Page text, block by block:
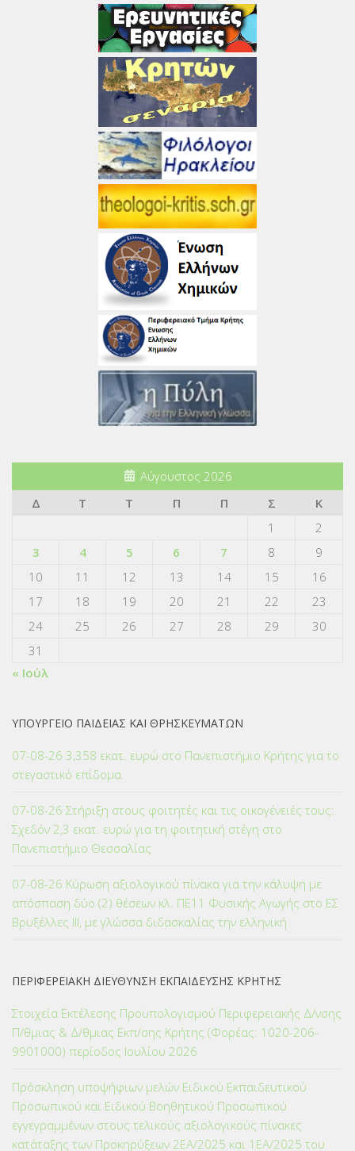
Αύγουστος 2026
Δ
Τ Τ Π Π Σ
Κ
1
2
3
4 5 6 7 8
9
10
11 12 13 14 15
16
17
18 19 20 21 22
23
24
25 26 27 28 29
30
31
« Ιούλ
ΥΠΟΥΡΓΕΙΟ ΠΑΙΔΕΙΑΣ ΚΑΙ ΘΡΗΣΚΕΥΜΑΤΩΝ
07-08-26 3,358 εκατ. ευρώ στο Πανεπιστήμιο Κρήτης για το
στεγαστικό επίδομα
07-08-26 Στήριξη στους φοιτητές και τις οικογένειές τους:
Σχεδόν 2,3 εκατ. ευρώ για τη φοιτητική στέγη στο
Πανεπιστήμιο Θεσσαλίας
07-08-26 Κύρωση αξιολογικού πίνακα για την κάλυψη με
απόσπαση δύο (2) θέσεων κλ. ΠΕ11 Φυσικής Αγωγής στο ΕΣ
Βρυξέλλες ΙΙΙ, με γλώσσα διδασκαλίας την ελληνική
ΠΕΡΙΦΕΡΕΙΑΚΗ ΔΙΕΥΘΥΝΣΗ ΕΚΠΑΙΔΕΥΣΗΣ ΚΡΗΤΗΣ
Στοιχεία Εκτέλεσης Προϋπολογισμού Περιφερειακής Δ/νσης
Π/θμιας & Δ/θμιας Εκπ/σης Κρήτης (Φορέας: 1020-206-
9901000) περίοδος Ιουλίου 2026
Πρόσκληση υποψήφιων μελών Ειδικού Εκπαιδευτικού
Προσωπικού και Ειδικού Βοηθητικού Προσωπικού
εγγεγραμμένων στους τελικούς αξιολογικούς πίνακες
κατάταξης των Προκηρύξεων 2ΕΑ/2025 και 1ΕΑ/2025 του